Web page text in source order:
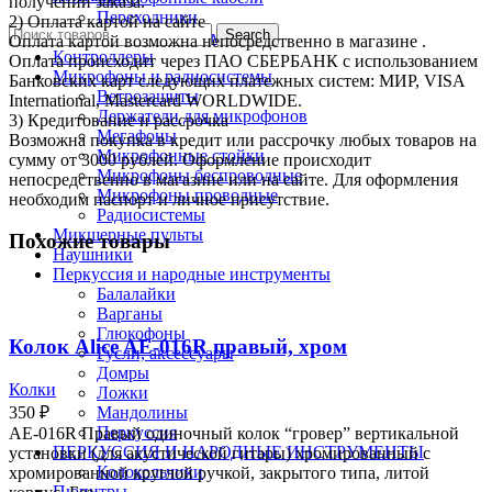
Переходники
Штекера, разъемы
Контроллеры
Микрофоны и радиосистемы
Ветрозащиты
Держатели для микрофонов
Мегафоны
Микрофонные стойки
Микрофоны беспроводные
Микрофоны проводные
Радиосистемы
Микшерные пульты
Наушники
Перкуссия и народные инструменты
Балалайки
Варганы
Глюкофоны
Гусли, аксессуары
Домры
Ложки
Мандолины
Перкуссия
ПЕРКУССИЯ И НАРОДНЫЕ ИНСТРУМЕНТЫ
Колокольчики
Search
2) Оплата картой на сайте
Оплата картой возможна непосредственно в магазине .
Оплата происходит через ПАО СБЕРБАНК с использованием
Банковских карт следующих платежных систем: МИР, VISA
International, Mastercard WORLDWIDE.
3) Кредитование и рассрочка
Возможна покупка в кредит или рассрочку любых товаров на
сумму от 3000 рублей. Оформление происходит
непосредственно в магазине или на сайте. Для оформления
необходим паспорт и личное присутствие.
Похожие товары
Колок Alice AE-016R правый, хром
Колки
350 ₽
AE-016R Правый одиночный колок “гровер” вертикальной
установки (для акустической гитары) хромированный с
хромированной круглой ручкой, закрытого типа, литой